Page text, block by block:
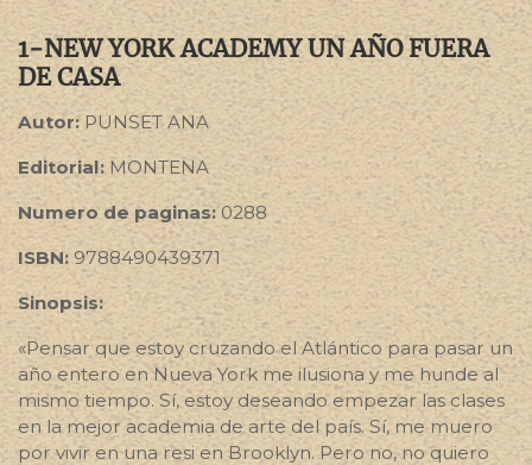
1-NEW YORK ACADEMY UN AÑO FUERA
DE CASA
Autor: PUNSET ANA
Editorial: MONTENA
Numero de paginas:0288
ISBN: 9788490439371
Sinopsis:
«Pensar que estoy cruzando el Atlántico para pasar un
año entero en Nueva York me ilusiona y me hunde al
mismo tiempo. Sí, estoy deseando empezar las clases
en la mejor academia de arte del país. Sí, me muero
por vivir en una resi en Brooklyn. Pero no, no quiero